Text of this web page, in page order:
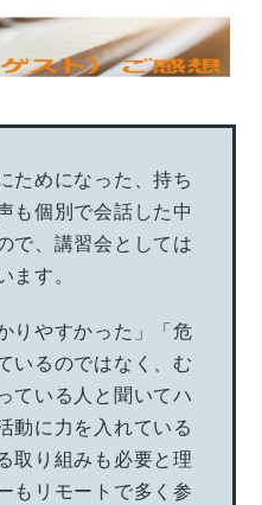
ためになった、持ち
も個別で会話した中
で、講習会としては
ます。
りやすかった」「危
いるのではなく、む
ている人と聞いてハ
動に力を入れている
取り組みも必要と理
もリモートで多く参